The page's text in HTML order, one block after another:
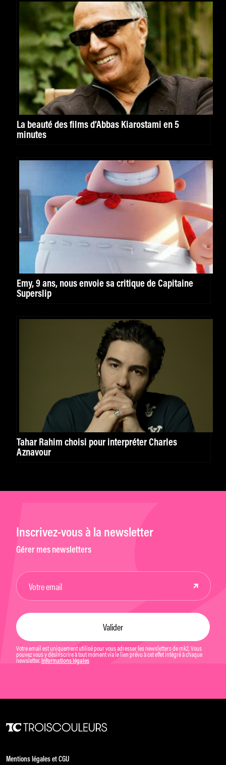
La beauté des films d’Abbas Kiarostami en 5
minutes
Emy, 9 ans, nous envoie sa critique de Capitaine
Superslip
Tahar Rahim choisi pour interpréter Charles
Aznavour
Inscrivez-vous à la newsletter
Gérer mes newsletters
Votre email est uniquement utilisé pour vous adresser les newsletters de mk2. Vous
pouvez vous y désinscrire à tout moment via le lien prévu à cet effet intégré à chaque
newsletter. Informations légales
Mentions légales et CGU